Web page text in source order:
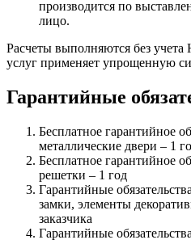
производится по
лицо.
Расчеты выполняются без
услуг применяет упрощенную
Гарантийные
Бесплатное гарантийное
металлические двери – 1
Бесплатное гарантийное
решетки – 1 год
Гарантийные
замки, элементы
заказчика
Гарантийные